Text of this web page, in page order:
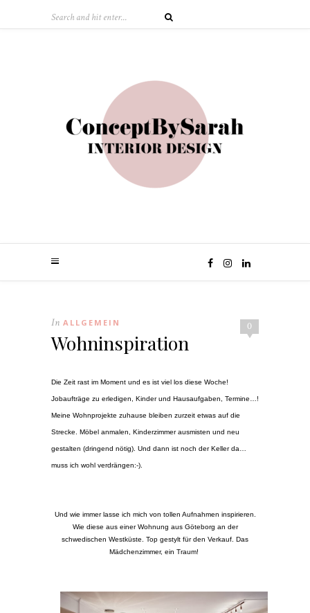
0
In ALLGEMEIN
Wohninspiration
Die Zeit rast im Moment und es ist viel los diese Woche!
Jobaufträge zu erledigen, Kinder und Hausaufgaben, Termine…!
Meine Wohnprojekte zuhause bleiben zurzeit etwas auf die
Strecke. Möbel anmalen, Kinderzimmer ausmisten und neu
gestalten (dringend nötig). Und dann ist noch der Keller da…
muss ich wohl verdrängen:-).
Und wie immer lasse ich mich von tollen Aufnahmen inspirieren.
Wie diese aus einer Wohnung aus Göteborg an der
schwedischen Westküste. Top gestylt für den Verkauf. Das
Mädchenzimmer, ein Traum!